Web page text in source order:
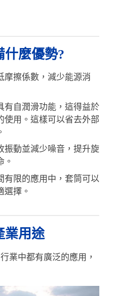
什麼優勢?
摩擦係數，減少能源消
有自潤滑功能，這得益於
使用。這樣可以省去外部
振動並減少噪音，提升旋
。
有限的應用中，套筒可以
選擇。
業用途
業中都有廣泛的應用，